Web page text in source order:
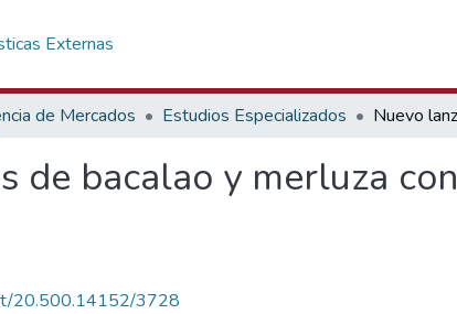
Externas
de Mercados Estudios Especializados
de bacalao y merluza con
20.500.14152/3728